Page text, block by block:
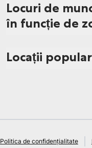
Locuri de
în funcție de
Locații
Politica de confidențialitate